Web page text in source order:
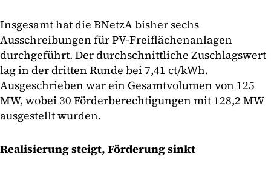
Insgesamt hat die BNetzA bisher sechs
Ausschreibungen für PV-Freiflächenanlagen
durchgeführt. Der durchschnittliche Zuschlagswert
lag in der dritten Runde bei 7,41 ct/kWh.
Ausgeschrieben war ein Gesamtvolumen von 125
MW, wobei 30 Förderberechtigungen mit 128,2 MW
ausgestellt wurden.
Realisierung steigt, Förderung sinkt